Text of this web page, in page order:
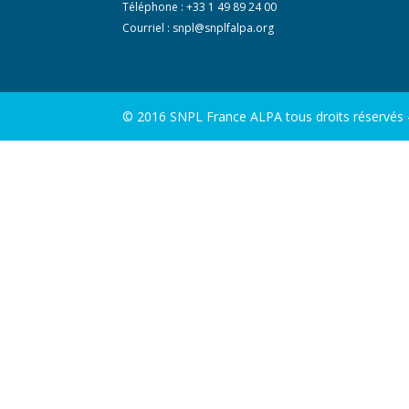
Téléphone : +33 1 49 89 24 00
Courriel : snpl@snplfalpa.org
© 2016 SNPL France ALPA tous droits réservés